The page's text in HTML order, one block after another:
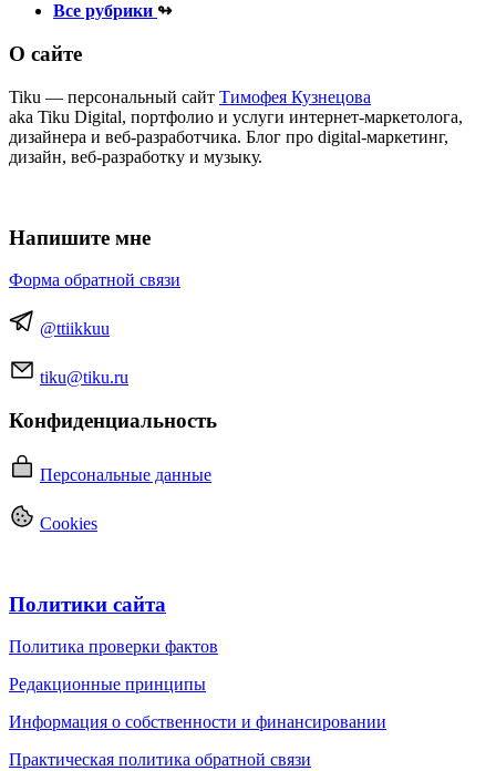
Все рубрики ↬
О сайте
Tiku — персональный сайт Тимофея Кузнецова
aka Tiku Digital, портфолио и услуги интернет‑маркетолога,
дизайнера и веб‑разработчика. Блог про digital‑маркетинг,
дизайн, веб‑разработку и музыку.
Напишите мне
Форма обратной связи
@ttiikkuu
tiku@tiku.ru
Конфиденциальность
Персональные данные
Cookies
Политики сайта
Политика проверки фактов
Редакционные принципы
Информация о собственности и финансировании
Практическая политика обратной связи